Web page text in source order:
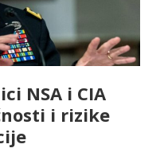
NSA i CIA
i rizike